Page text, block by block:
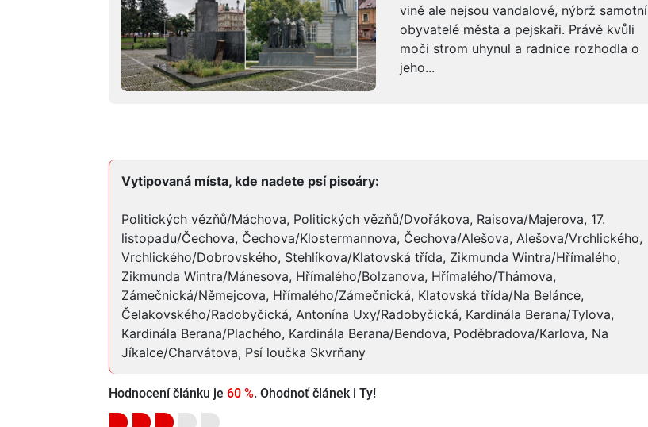
vině ale nejsou vandalové, nýbrž samotní
obyvatelé města a pejskaři. Právě kvůli
moči strom uhynul a radnice rozhodla o
jeho...
Vytipovaná místa, kde nadete psí pisoáry:
Politických vězňů/Máchova, Politických vězňů/Dvořákova, Raisova/Majerova, 17.
listopadu/Čechova, Čechova/Klostermannova, Čechova/Alešova, Alešova/Vrchlického,
Vrchlického/Dobrovského, Stehlíkova/Klatovská třída, Zikmunda Wintra/Hřímalého,
Zikmunda Wintra/Mánesova, Hřímalého/Bolzanova, Hřímalého/Thámova,
Zámečnická/Němejcova, Hřímalého/Zámečnická, Klatovská třída/Na Belánce,
Čelakovského/Radobyčická, Antonína Uxy/Radobyčická, Kardinála Berana/Tylova,
Kardinála Berana/Plachého, Kardinála Berana/Bendova, Poděbradova/Karlova, Na
Jíkalce/Charvátova, Psí loučka Skvrňany
Hodnocení článku je 60 %. Ohodnoť článek i Ty!